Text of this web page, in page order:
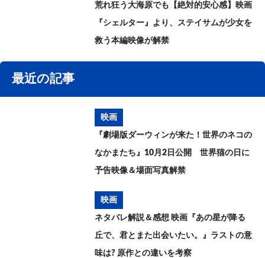
荒れ狂う大海原でも【絶対的安心感】映画
『シェルター』より、ステイサムが少女を
救う本編映像が解禁
最近の記事
映画
『劇場版ダーウィンが来た！世界のネコの
なかまたち』10月2日公開 世界猫の日に
予告映像＆場面写真解禁
映画
ネタバレ解説＆感想 映画『あの星が降る
丘で、君とまた出会いたい。』ラストの意
味は? 原作との違いを考察